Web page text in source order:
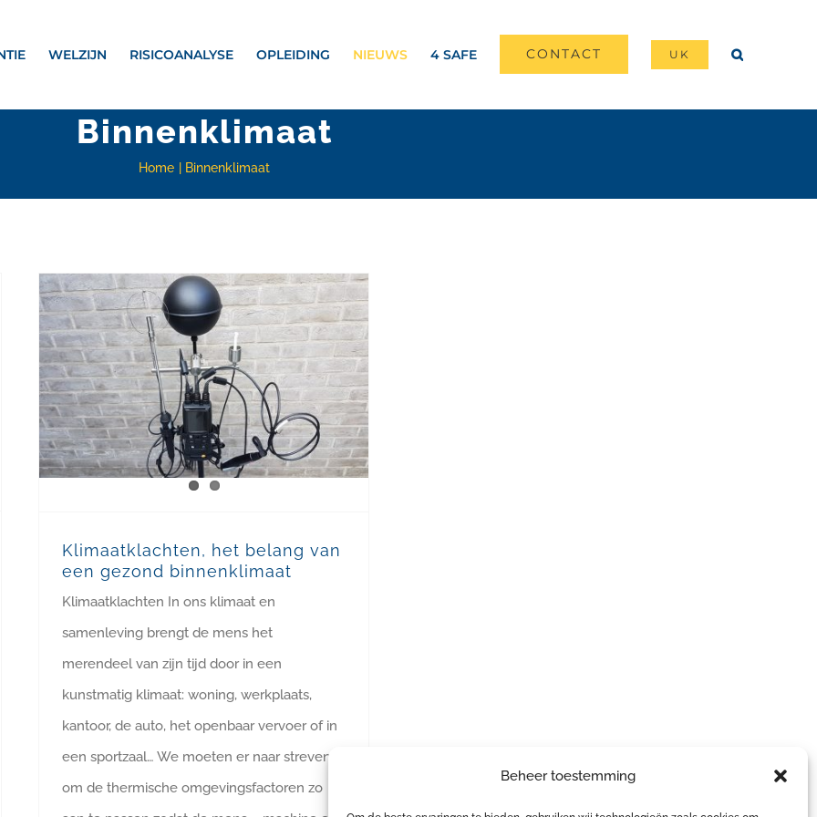
Beheer toestemming
WELZIJN RISICOANALYSE OPLEIDING NIEUWS 4 SAFE CONTACT UK
Binnenklimaat
Home Binnenklimaat
Klimaatklachten, het belang van
een gezond binnenklimaat
Klimaatklachten In ons klimaat en
samenleving brengt de mens het
merendeel van zijn tijd door in een
kunstmatig klimaat: woning, werkplaats,
kantoor, de auto, het openbaar vervoer of in
een sportzaal… We moeten er naar streven
om de thermische omgevingsfactoren zo